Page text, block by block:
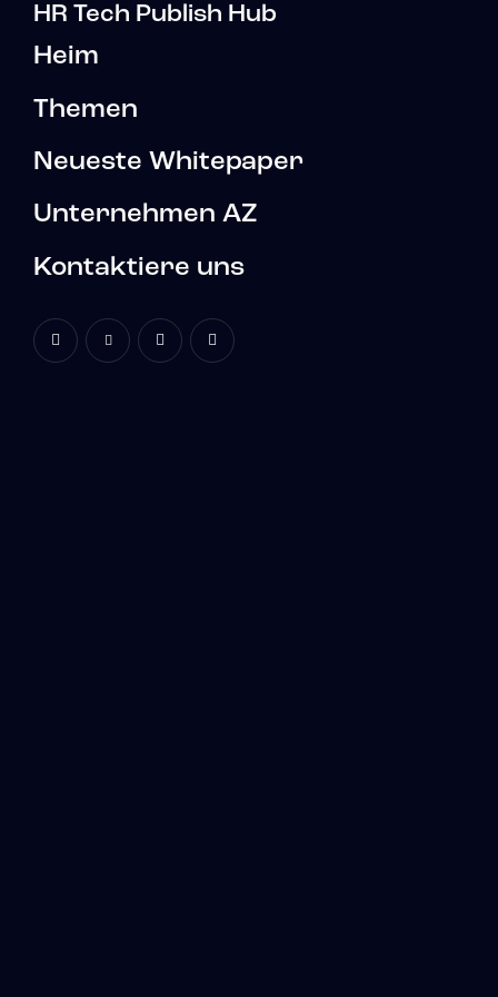
HR Tech Publish Hub
Heim
Themen
Neueste Whitepaper
Unternehmen AZ
Kontaktiere uns